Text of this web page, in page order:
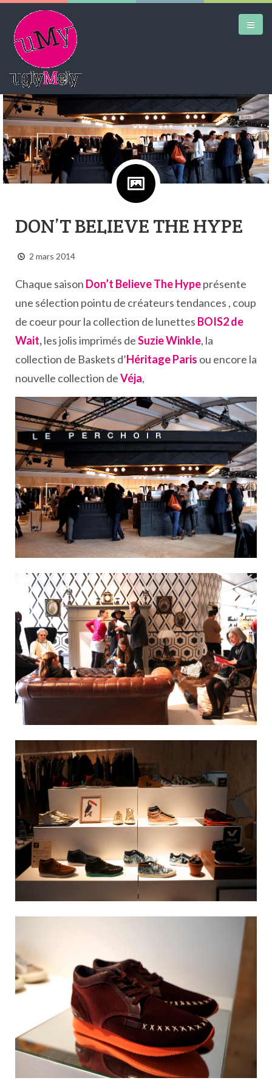
DAILY KICKS
AIRTRAINERPEDIA
STREET ART
MW SHIFT
CONTACT
Google+
DON’T BELIEVE THE HYPE
2 mars 2014
Chaque saison Don’t Believe The Hypeprésente
une sélection pointu de créateurs tendances , coup
de coeur pour la collection de lunettes BOIS2 de
Wait,les jolis imprimés deSuzie Winkle, la
collection de Baskets d’Héritage Paris ou encore la
nouvelle collection deVéja,